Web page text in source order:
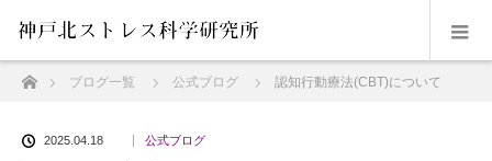
ホームブログ一覧 公式ブログ 認知行動療法(CBT)について
2025.04.18 公式ブログ